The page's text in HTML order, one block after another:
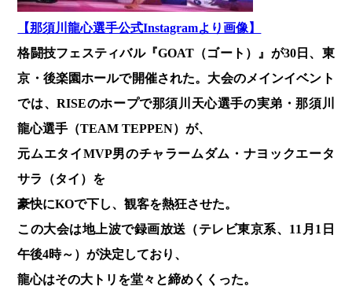
【那須川龍心選手公式Instagramより画像】
格闘技フェスティバル『GOAT（ゴート）』が30日、東
京・後楽園ホールで開催された。大会のメインイベント
では、RISEのホープで那須川天心選手の実弟・那須川
龍心選手 （TEAM TEPPEN）が、
元ムエタイMVP男のチャラームダム・ナヨックエータ
サラ（タイ）を
豪快にKOで下し、観客を熱狂させた。
この大会は地上波で録画放送（テレビ東京系、11月1日
午後4時～）が決定しており、
龍心はその大トリを堂々と締めくくった。